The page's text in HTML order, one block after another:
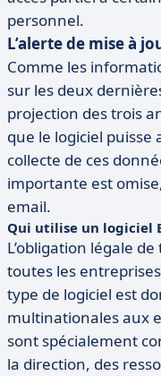
personnel.
L’alerte de mise à
Comme les
sur les deux
projection des trois
que le logiciel puisse
collecte de ces
importante est
email.
Qui utilise un logiciel
L’obligation légale de
toutes les
type de logiciel est
multinationales aux
sont spécialement
la direction, des